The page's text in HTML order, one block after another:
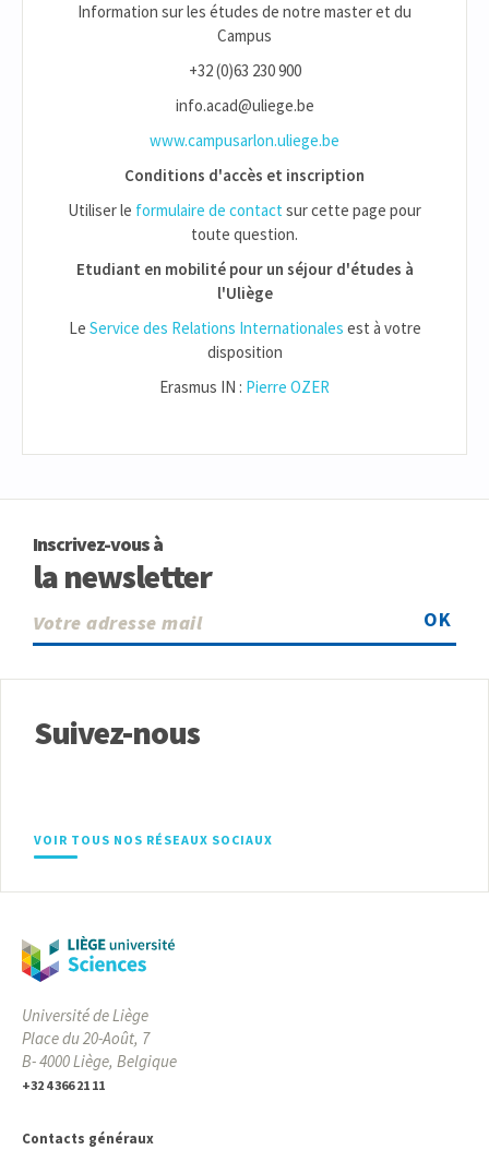
Information sur les études de notre master et du
Campus
+32 (0)63 230 900
info.acad@uliege.be
www.campusarlon.uliege.be
Conditions d'accès et inscription
Utiliser le formulaire de contact sur cette page pour
toute question.
Etudiant en mobilité pour un séjour d'études à
l'Uliège
Le Service des Relations Internationales est à votre
disposition
Erasmus IN : Pierre OZER
Inscrivez-vous à
la newsletter
OK
Suivez-nous
VOIR TOUS NOS RÉSEAUX SOCIAUX
Université de Liège
Place du 20-Août, 7
B- 4000 Liège, Belgique
+32 4 366 21 11
Contacts généraux